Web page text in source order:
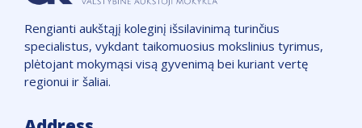
Rengianti aukštąjį koleginį išsilavinimą turinčius
specialistus, vykdant taikomuosius mokslinius tyrimus,
plėtojant mokymąsi visą gyvenimą bei kuriant vertę
regionui ir šaliai.